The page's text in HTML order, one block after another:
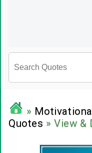
»
Quotes » View &